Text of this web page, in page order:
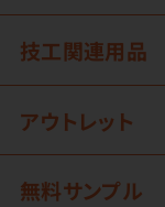
技工関連用品
アウトレット
無料サンプル